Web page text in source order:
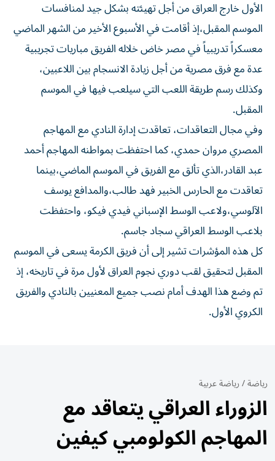
الأول خارج العراق من أجل تهيئته بشكل جيد لمنافسات
الموسم المقبل،إذ أقامت في الأسبوع الأخير من الشهر الماضي
معسكراً تدريبياً في مصر خاض خلاله الفريق مباريات تجريبية
عدة مع فرق مصرية من أجل زيادة الانسجام بين اللاعبين،
وكذلك رسم طريقة اللعب التي سيلعب فيها في الموسم
المقبل.
وفي مجال التعاقدات، تعاقدت إدارة النادي مع المهاجم
المصري مروان حمدي، كما احتفظت بمواطنه المهاجم أحمد
عبد القادر،الذي تألق مع الفريق في الموسم الماضي،بينما
تعاقدت مع الحارس الخبير فهد طالب،والمدافع يوسف
الآلوسي،ولاعب الوسط الإسباني فيدي فيكو، واحتفظت
بلاعب الوسط العراقي سجاد جاسم.
كل هذه المؤشرات تشير إلى أن فريق الكرمة يسعى في الموسم
المقبل لتحقيق لقب دوري نجوم العراق لأول مرة في تاريخه، إذ
تم وضع هذا الهدف أمام نصب جميع المعنيين بالنادي والفريق
الكروي الأول.
رياضة/رياضة عربية
الزوراء العراقي يتعاقد مع
المهاجم الكولومبي كيفين